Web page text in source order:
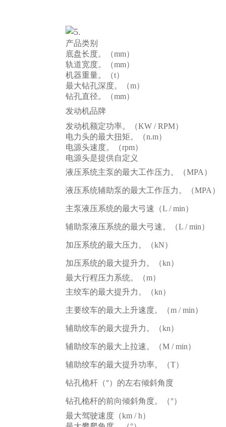
产品类别
底盘长度。（mm）
轨道宽度。（mm）
机器重量。（t）
最大钻孔深度。（m）
钻孔直径。（mm）
发动机品牌
发动机额定功率。（KW / RPM）
电力头的最大扭矩。（n.m）
电源头速度。（rpm）
电源头是提供自定义
液压系统主泵的最大工作压力。（MPA）
液压系统辅助泵的最大工作压力。（MPA）
主泵液压系统的最大弓速（L / min）
辅助泵液压系统的最大弓速。（L / min）
加压系统的最大压力。（kN）
加压系统的最大提升力。（kn）
最大行程压力系统。（m）
主绞车的最大提升力。（kn）
主要绞车的最大上升速度。（m / min）
辅助绞车的最大提升力。（kn）
辅助绞车的最大上拉速。（M / min）
辅助绞车的最大提升功率。（T）
钻孔桅杆（°）的左右倾斜角度
钻孔桅杆的前向倾斜角度。（°）
最大驾驶速度（km / h）